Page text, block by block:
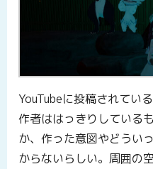
YouTubeに投稿されてい
作者ははっきりしている
か、作った意図やどうい
からないらしい。周囲の